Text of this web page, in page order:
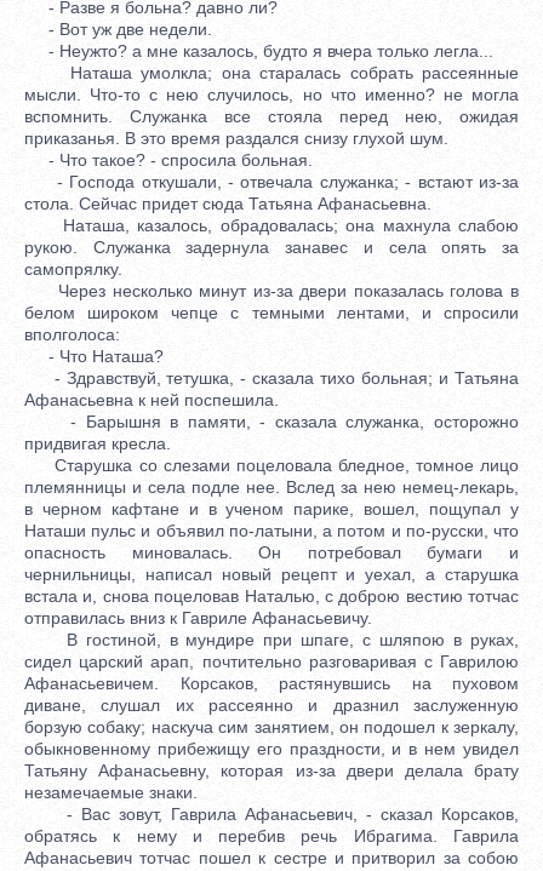
- Разве я больна? давно ли?
- Вот уж две недели.
- Неужто? а мне казалось, будто я вчера только легла...
Наташа умолкла; она старалась собрать рассеянные
мысли. Что-то с нею случилось, но что именно? не могла
вспомнить. Служанка все стояла перед нею, ожидая
приказанья. В это время раздался снизу глухой шум.
- Что такое? - спросила больная.
- Господа откушали, - отвечала служанка; - встают из-за
стола. Сейчас придет сюда Татьяна Афанасьевна.
Наташа, казалось, обрадовалась; она махнула слабою
рукою. Служанка задернула занавес и села опять за
самопрялку.
Через несколько минут из-за двери показалась голова в
белом широком чепце с темными лентами, и спросили
вполголоса:
- Что Наташа?
- Здравствуй, тетушка, - сказала тихо больная; и Татьяна
Афанасьевна к ней поспешила.
- Барышня в памяти, - сказала служанка, осторожно
придвигая кресла.
Старушка со слезами поцеловала бледное, томное лицо
племянницы и села подле нее. Вслед за нею немец-лекарь,
в черном кафтане и в ученом парике, вошел, пощупал у
Наташи пульс и объявил по-латыни, а потом и по-русски, что
опасность миновалась. Он потребовал бумаги и
чернильницы, написал новый рецепт и уехал, а старушка
встала и, снова поцеловав Наталью, с доброю вестию тотчас
отправилась вниз к Гавриле Афанасьевичу.
В гостиной, в мундире при шпаге, с шляпою в руках,
сидел царский арап, почтительно разговаривая с Гаврилою
Афанасьевичем. Корсаков, растянувшись на пуховом
диване, слушал их рассеянно и дразнил заслуженную
борзую собаку; наскуча сим занятием, он подошел к зеркалу,
обыкновенному прибежищу его праздности, и в нем увидел
Татьяну Афанасьевну, которая из-за двери делала брату
незамечаемые знаки.
- Вас зовут, Гаврила Афанасьевич, - сказал Корсаков,
обратясь к нему и перебив речь Ибрагима. Гаврила
Афанасьевич тотчас пошел к сестре и притворил за собою